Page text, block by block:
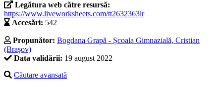
Legătura web către resursă:
https://www.liveworksheets.com/tt2632363lr
Accesări: 542
Propunător: Bogdana Grapă - Școala Gimnazială, Cristian
(Braşov)
Data validării: 19 august 2022
Căutare avansată